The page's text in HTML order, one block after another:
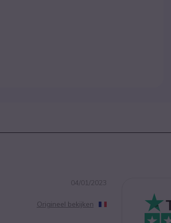
04/01/2023
Origineel bekijken